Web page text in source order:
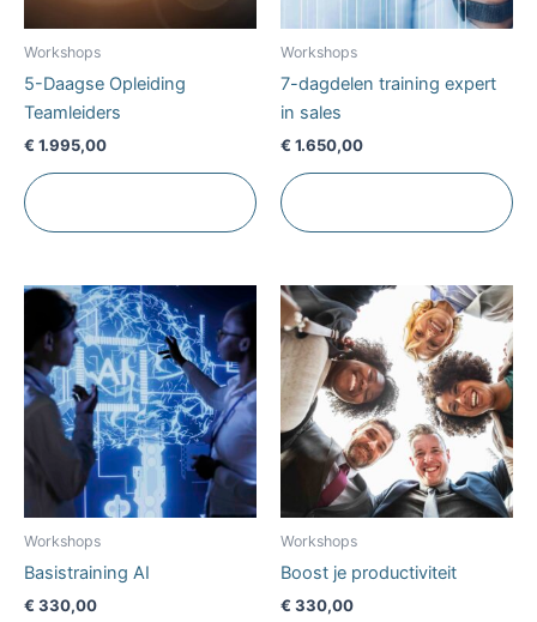
Workshops
5-Daagse Opleiding
Teamleiders
€ 1.995,00
Workshops
7-dagdelen training expert
in sales
€ 1.650,00
Workshops
Basistraining AI
€ 330,00
Workshops
Boost je productiviteit
€ 330,00